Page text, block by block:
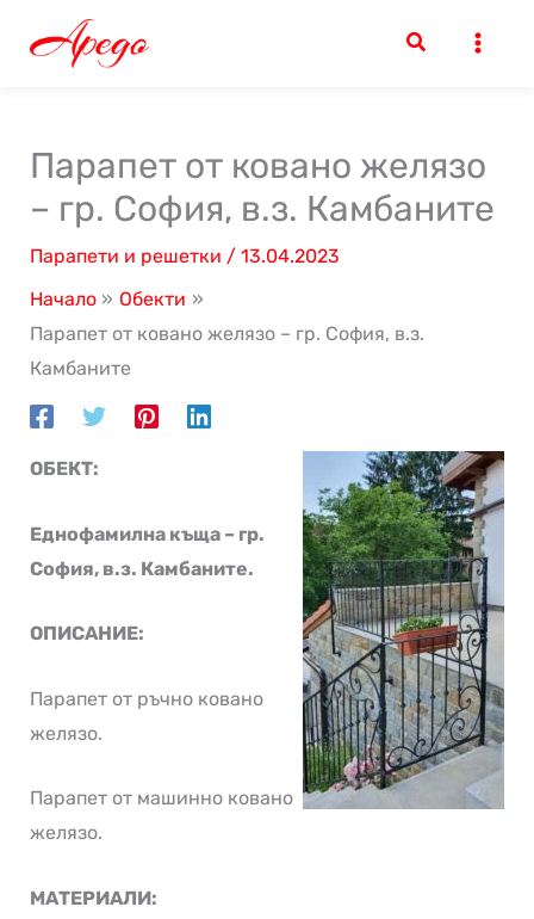
Парапет от ковано желязо
– гр. София, в.з. Камбаните
Парапети и решетки / 13.04.2023
Начало
Обекти
Парапет от ковано желязо – гр. София, в.з.
Камбаните
ОБЕКТ:
Еднофамилна къща – гр.
София, в.з. Камбаните.
ОПИСАНИЕ:
Парапет от ръчно ковано
желязо.
Парапет от машинно ковано
желязо.
МАТЕРИАЛИ: